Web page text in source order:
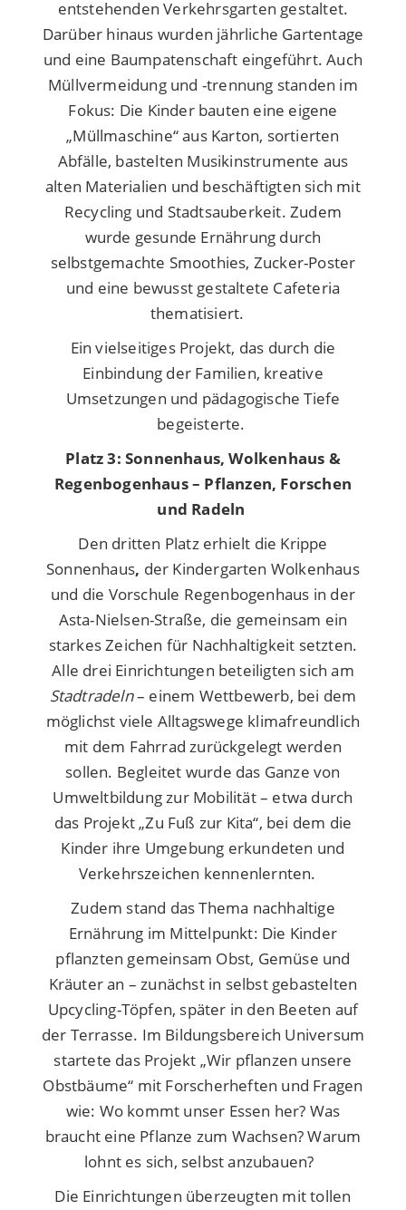
entstehenden Verkehrsgarten gestaltet.
Darüber hinaus wurden jährliche Gartentage
und eine Baumpatenschaft eingeführt. Auch
Müllvermeidung und -trennung standen im
Fokus: Die Kinder bauten eine eigene
„Müllmaschine“ aus Karton, sortierten
Abfälle, bastelten Musikinstrumente aus
alten Materialien und beschäftigten sich mit
Recycling und Stadtsauberkeit. Zudem
wurde gesunde Ernährung durch
selbstgemachte Smoothies, Zucker-Poster
und eine bewusst gestaltete Cafeteria
thematisiert.
Ein vielseitiges Projekt, das durch die
Einbindung der Familien, kreative
Umsetzungen und pädagogische Tiefe
begeisterte.
Platz 3: Sonnenhaus, Wolkenhaus &
Regenbogenhaus – Pflanzen, Forschen
und Radeln
Den dritten Platz erhielt die Krippe
Sonnenhaus, der Kindergarten Wolkenhaus
und die Vorschule Regenbogenhaus in der
Asta-Nielsen-Straße, die gemeinsam ein
starkes Zeichen für Nachhaltigkeit setzten.
Alle drei Einrichtungen beteiligten sich am
Stadtradeln– einem Wettbewerb, bei dem
möglichst viele Alltagswege klimafreundlich
mit dem Fahrrad zurückgelegt werden
sollen. Begleitet wurde das Ganze von
Umweltbildung zur Mobilität – etwa durch
das Projekt „Zu Fuß zur Kita“, bei dem die
Kinder ihre Umgebung erkundeten und
Verkehrszeichen kennenlernten.
Zudem stand das Thema nachhaltige
Ernährung im Mittelpunkt: Die Kinder
pflanzten gemeinsam Obst, Gemüse und
Kräuter an – zunächst in selbst gebastelten
Upcycling-Töpfen, später in den Beeten auf
der Terrasse. Im Bildungsbereich Universum
startete das Projekt „Wir pflanzen unsere
Obstbäume“ mit Forscherheften und Fragen
wie: Wo kommt unser Essen her? Was
braucht eine Pflanze zum Wachsen? Warum
lohnt es sich, selbst anzubauen?
Die Einrichtungen überzeugten mit tollen